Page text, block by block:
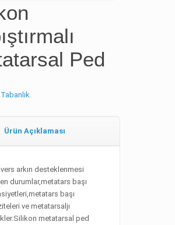
Ped
Tabanlık
Ürün Açıklaması
arkın desteklenmesi
durumlar,metatars başı
başı
ve metatarsaljı
metatarsal ped